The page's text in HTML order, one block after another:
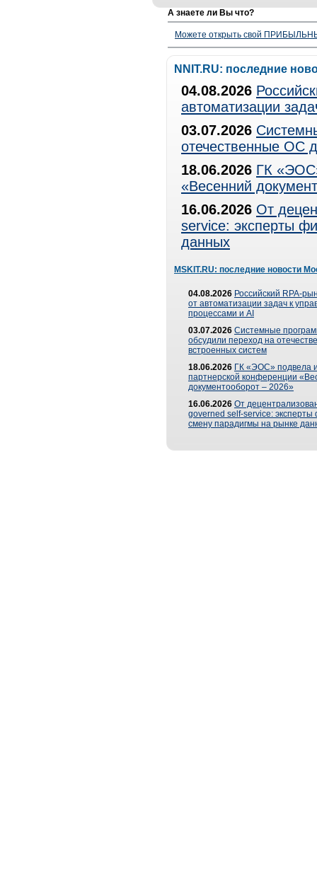
А знаете ли Вы что?
Можете открыть свой
NNIT.RU: последние
04.08.2026
автоматизации
03.07.2026
отечественные ОС
18.06.2026 ГК
«Весенний
16.06.2026 От
service: эксперты
данных
MSKIT.RU: последние новости
04.08.2026 Российский RPA-
от автоматизации задач к
процессами и AI
03.07.2026 Системные
обсудили переход на
встроенных систем
18.06.2026 ГК «ЭОС» подвела
партнерской конференции
документооборот – 2026»
16.06.2026 От
governed self-service: эксперты
смену парадигмы на рынке